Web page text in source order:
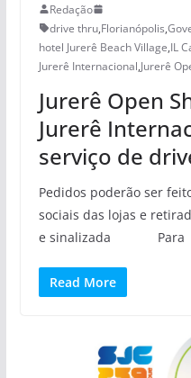
Redação
drive thru,Florianópolis,
hotel Jurerê Beach Village,IL
Jurerê Internacional,Jurerê
Jurerê Open
Jurerê
serviço de
Pedidos poderão ser
sociais das lojas e
e sinalizada Para
Read More